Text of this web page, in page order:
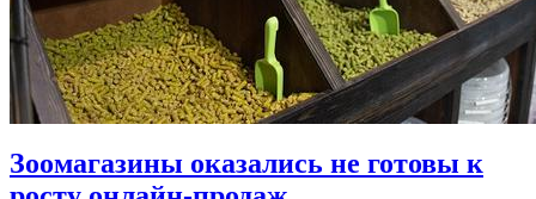
Зоомагазины оказались не готовы к